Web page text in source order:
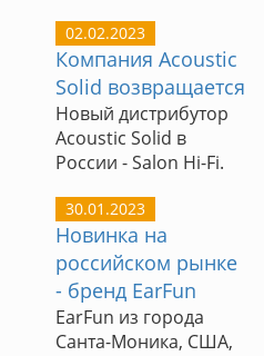
02.02.2023
Компания Acoustic
Solid возвращается
Новый дистрибутор
Acoustic Solid в
России - Salon Hi-Fi.
30.01.2023
Новинка на
российском рынке
- бренд EarFun
EarFun из города
Санта-Моника, США,